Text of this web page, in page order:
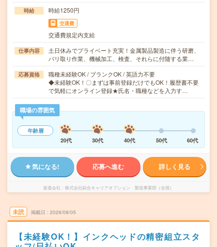
時給 時給1250円
交通費
交通費規定内支給
仕事内容
土日休みでプライベート充実！金属製品製造に伴う研磨、
バリ取り作業、機械加工、検査、それらに付随する業…
応募資格
職種未経験OK / ブランクOK / 英語力不要
◆未経験OK！〇まずは事前登録だけでもOK！履歴書不要
で気軽にオンライン登録★氏名・職種などを入力す…
職場の雰囲気
年齢層
20代
30代 40代 50代 60代
気になる! 応募へ進む 詳しく見る
派遣会社 株式会社綜合キャリアオプション 製造事業部（全国）
未読 掲載日 2026/08/05
【未経験OK！】インクヘッドの精密組立スタ